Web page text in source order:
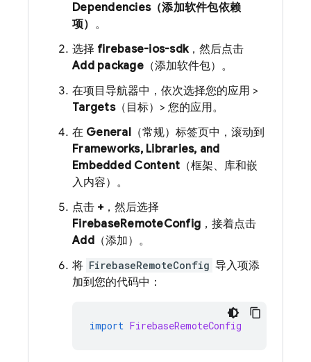
Dependencies（添加软件包依赖
项） 。
选择 firebase-ios-sdk，然后点击
Add package（添加软件包）。
在项目导航器中，依次选择您的应用 >
Targets（目标）> 您的应用。
在 General（常规）标签页中，滚动到
Frameworks, Libraries, and
Embedded Content （框架、库和嵌
入内容）。
点击 +，然后选择
FirebaseRemoteConfig ，接着点击
Add（添加）。
将 FirebaseRemoteConfig 导入项添
加到您的代码中：
import FirebaseRemoteConfig